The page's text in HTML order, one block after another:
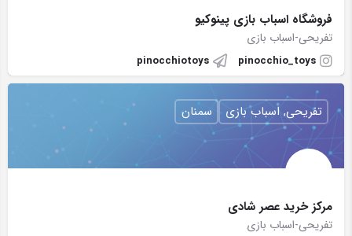
فروشگاه اسباب بازی پینوکیو
تفریحی-اسباب بازی
pinocchio_toys
pinocchiotoys
مرکز خرید عصر شادی
تفریحی-اسباب بازی
تفریحی, اسباب بازی سمنان